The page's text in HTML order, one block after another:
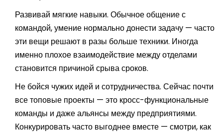
Развивай мягкие навыки. Обычное общение с
командой, умение нормально донести задачу — часто
эти вещи решают в разы больше техники. Иногда
именно плохое взаимодействие между отделами
становится причиной срыва сроков.
Не бойся чужих идей и сотрудничества. Сейчас почти
все топовые проекты — это кросс-функциональные
команды и даже альянсы между предприятиями.
Конкурировать часто выгоднее вместе — смотри, как